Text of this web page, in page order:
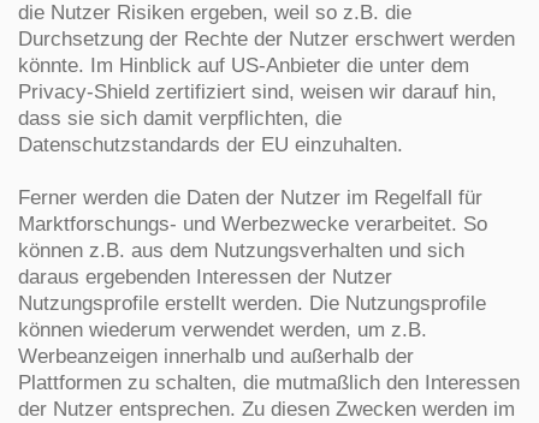
die Nutzer Risiken ergeben, weil so z.B. die
Durchsetzung der Rechte der Nutzer erschwert werden
könnte. Im Hinblick auf US-Anbieter die unter dem
Privacy-Shield zertifiziert sind, weisen wir darauf hin,
dass sie sich damit verpflichten, die
Datenschutzstandards der EU einzuhalten.
Ferner werden die Daten der Nutzer im Regelfall für
Marktforschungs- und Werbezwecke verarbeitet. So
können z.B. aus dem Nutzungsverhalten und sich
daraus ergebenden Interessen der Nutzer
Nutzungsprofile erstellt werden. Die Nutzungsprofile
können wiederum verwendet werden, um z.B.
Werbeanzeigen innerhalb und außerhalb der
Plattformen zu schalten, die mutmaßlich den Interessen
der Nutzer entsprechen. Zu diesen Zwecken werden im